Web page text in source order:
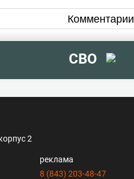
Комментарии
СВО
2
реклама
8 (843) 203-48-47